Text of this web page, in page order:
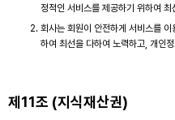
정적인 서비스를 제공하기 위하여
회사는 회원이 안전하게 서비스를
하여 최선을 다하여 노력하고, 개인
제11조 (지식재산권)